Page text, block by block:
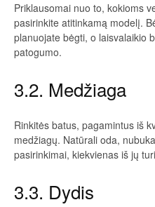
Priklausomai nuo to, kokioms
pasirinkite atitinkamą modelį.
planuojate bėgti, o laisvalaikio
patogumo.
3.2. Medžiaga
Rinkitės batus, pagamintus iš
medžiagų. Natūrali oda,
pasirinkimai, kiekvienas iš jų
3.3. Dydis